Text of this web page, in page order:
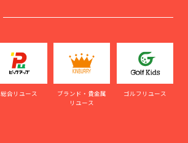
総合リユース
ブランド・貴金属
リユース
ゴルフリユース